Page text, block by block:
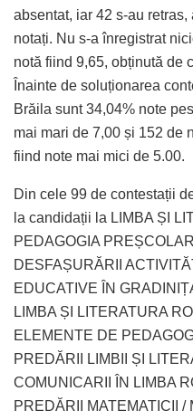
absentat, iar 42 s-au
notați. Nu s-a înregistrat
notă fiind 9,65, obținută de
Înainte de soluționarea
Brăila sunt 34,04% note
mai mari de 7,00 și 152 de
fiind note mai mici de 5.00.
Din cele 99 de contestații
la candidații la LIMBA ȘI
PEDAGOGIA
DESFAȘURĂRII
EDUCATIVE ÎN
LIMBA ȘI LITERATURA
ELEMENTE DE
PREDĂRII LIMBII ȘI
COMUNICARII ÎN LIMBA
PREDĂRII MATEMATICII /